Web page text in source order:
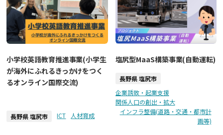
小学校英語教育推進事業(小学生
が海外にふれるきっかけをつく
るオンライン国際交流)
長野県 塩尻市 ICT 人材育成
塩尻型MaaS構築事業(自動運転)
長野県 塩尻市
企業誘致・起業支援
関係人口の創出・拡大
インフラ整備(道路・交通・都市計
画等)